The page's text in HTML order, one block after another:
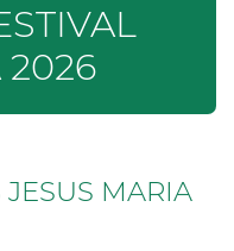
2026
MARIA